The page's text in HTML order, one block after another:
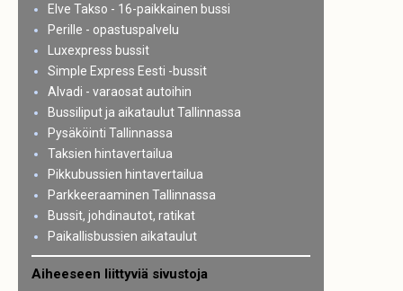
Elve Takso - 16-paikkainen bussi
Perille - opastuspalvelu
Luxexpress bussit
Simple Express Eesti -bussit
Alvadi - varaosat autoihin
Bussiliput ja aikataulut Tallinnassa
Pysäköinti Tallinnassa
Taksien hintavertailua
Pikkubussien hintavertailua
Parkkeeraaminen Tallinnassa
Bussit, johdinautot, ratikat
Paikallisbussien aikataulut
Aiheeseen liittyviä sivustoja